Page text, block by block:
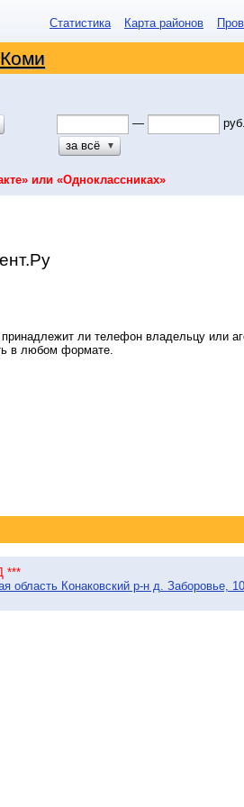
Статистика Карта районов
—
руб.
за всё
▼
или «Одноклассниках»
ли телефон владельцу или
в любом формате.
***
область Конаковский р-н д. Заборовье,